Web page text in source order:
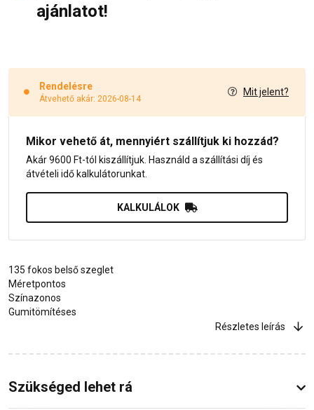
ajánlatot!
Rendelésre
Átvehető akár: 2026-08-14
Mit jelent?
Mikor vehető át, mennyiért szállítjuk ki hozzád?
Akár 9600 Ft-tól kiszállítjuk. Használd a szállítási díj és
átvételi idő kalkulátorunkat.
KALKULÁLOK
135 fokos belső szeglet
Méretpontos
Színazonos
Gumitömítéses
Részletes leírás
Szükséged lehet rá